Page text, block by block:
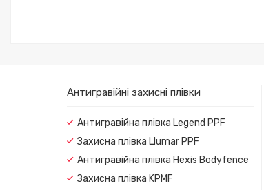
Антигравійні захисні плівки
Антигравійна плівка Legend PPF
Захисна плівка Llumar PPF
Антигравійна плівка Hexis Bodyfence
Захисна плівка KPMF